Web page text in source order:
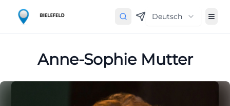
Deutsch
Anne-Sophie Mutter